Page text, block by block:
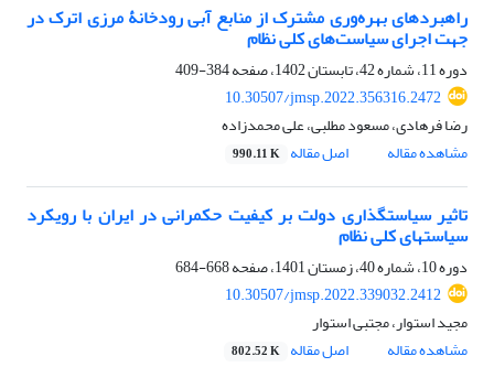
راهبردهای بهره‌وری مشترک از منابع آبی رودخانۀ مرزی اترک در
جهت اجرای سیاست‌های کلی نظام
دوره 11، شماره 42، تابستان 1402، صفحه
384-409
10.30507/jmsp.2022.356316.2472
رضا فرهادی، مسعود مطلبی، علی محمدزاده
مشاهده مقاله
اصل مقاله 990.11 K
تاثیر سیاستگذاری دولت بر کیفیت حکمرانی در ایران با رویکرد
سیاستهای کلی نظام
دوره 10، شماره 40، زمستان 1401، صفحه
668-684
10.30507/jmsp.2022.339032.2412
مجید استوار، مجتبی استوار
مشاهده مقاله
اصل مقاله 802.52 K